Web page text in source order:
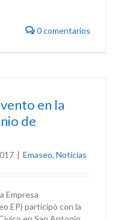
0 comentarios
en la
de
| Emaseo, Noticias
Empresa
EP) participó con la